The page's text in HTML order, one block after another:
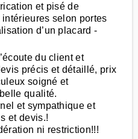
et pisé de
selon portes
d’un placard -
du client et
précis et détaillé, prix
soigné et
qualité.
et sympathique et
et devis.!
ni restriction!!!